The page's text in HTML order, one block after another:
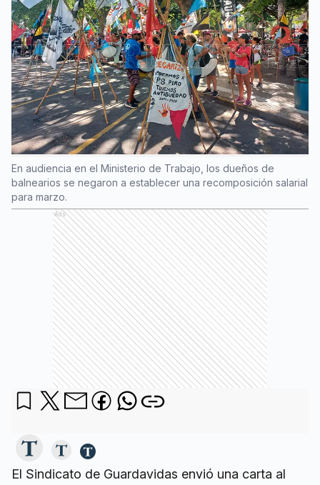
En audiencia en el Ministerio de Trabajo, los dueños de
balnearios se negaron a establecer una recomposición salarial
para marzo.
Ads
El Sindicato de Guardavidas envió una carta al